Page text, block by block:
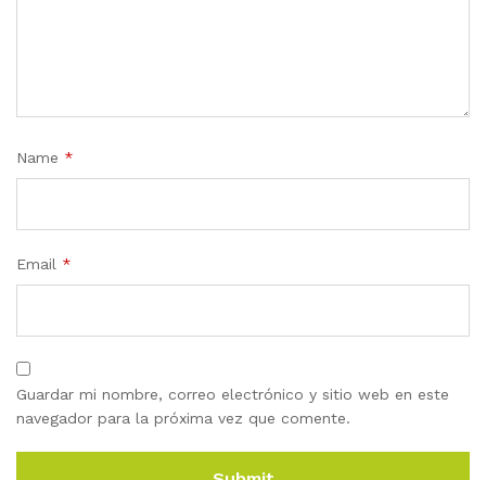
Name *
Email *
Guardar mi nombre, correo electrónico y sitio web en este
navegador para la próxima vez que comente.